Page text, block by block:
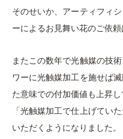
そのせいか、アーティフィ
ーによるお見舞い花のご依
またこの数年で光触媒の技
ワーに光触媒加工を施せば
た意味での付加価値も上昇し
「光触媒加工で仕上げてい
いただくようになりました。